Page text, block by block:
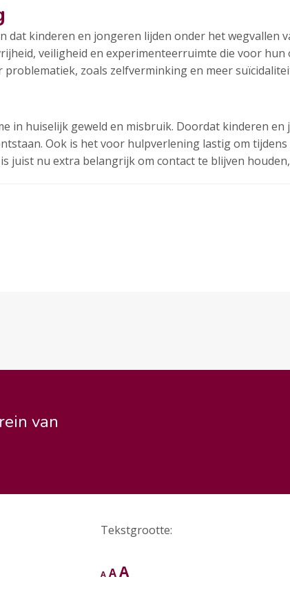
dat kinderen en jongeren lijden onder het wegvallen
veiligheid en experimenteerruimte die voor
zoals zelfverminking en meer
in huiselijk geweld en misbruik. Doordat kinderen
Ook is het voor hulpverlening lastig om tijdens
juist nu extra belangrijk om contact te blijven
van
Tekstgrootte:
A Lettertype
A Lettertype
ALettertype